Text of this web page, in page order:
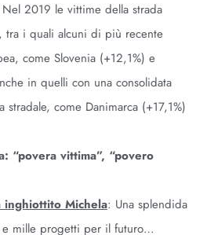
2019 le vittime della strada
tra i quali alcuni di più recente
come Slovenia (+12,1%) e
in quelli con una consolidata
come Danimarca (+17,1%)
“povera vittima”, “povero
inghiottito Michela: Una splendida
e mille progetti per il futuro…